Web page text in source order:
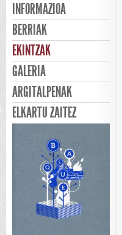
INFORMAZIOA
BERRIAK
EKINTZAK
GALERIA
ARGITALPENAK
ELKARTU ZAITEZ